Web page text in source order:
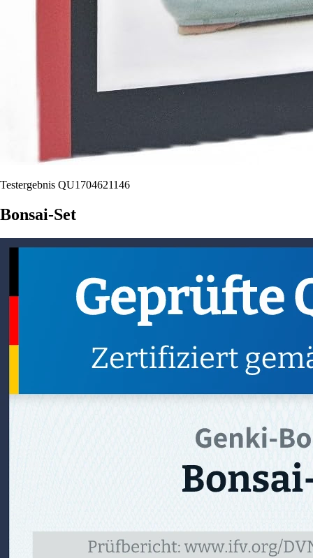
Testergebnis QU1704621146
Bonsai-Set